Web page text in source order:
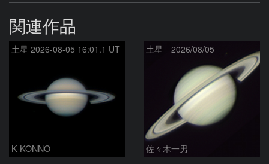
関連作品
土星 2026-08-05 16:01.1 UT
K-KONNO
土星 2026/08/05
佐々木一男